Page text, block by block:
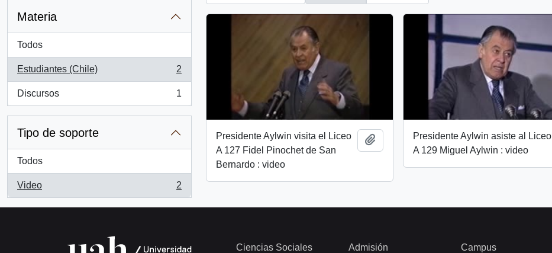
Materia
Todos
Estudiantes (Chile)
, 2 resultados
2
Discursos
, 1 resultados
1
Tipo de soporte
Todos
Video
, 2 resultados
2
Presidente Aylwin visita el Liceo
A 127 Fidel Pinochet de San
Bernardo : video
Añadir al portapapeles
Presidente Aylwin asiste al Liceo
A 129 Miguel Aylwin : video
Ciencias Sociales Admisión Campus